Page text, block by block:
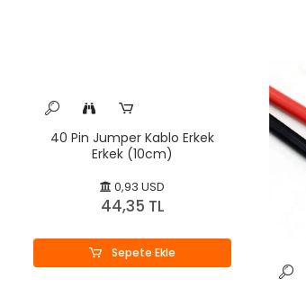
40 Pin Jumper Kablo Erkek
Erkek (10cm)
0,93 USD
44,35 TL
Sepete Ekle